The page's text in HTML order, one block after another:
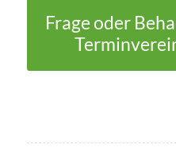
Frage oder